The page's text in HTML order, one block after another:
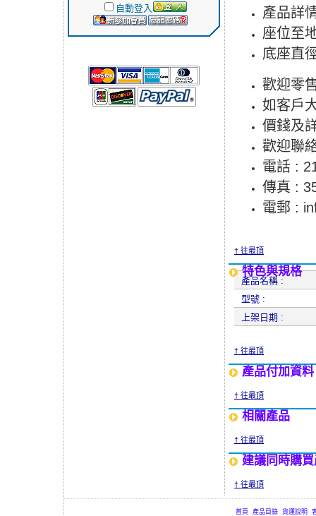
自動登入
產品詳
座位至
底座直
歡迎零
如客戶
價錢及
歡迎聯
電話 :
傳真 :
電郵 :
† 往最頂
特色與規格
產品名稱 :
型號 :
上架日期 :
† 往最頂
產品付加資料
† 往最頂
相關產品
† 往最頂
建議同時購
† 往最頂
首頁 產品目錄 貨運說明